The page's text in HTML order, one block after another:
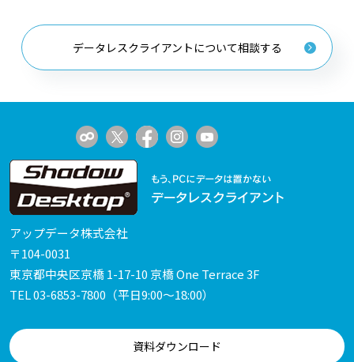
データレスクライアントについて相談する
アップデータ株式会社
〒104-0031
東京都中央区京橋 1-17-10 京橋 One Terrace 3F
TEL03-6853-7800 （平日9:00～18:00）
資料ダウンロード